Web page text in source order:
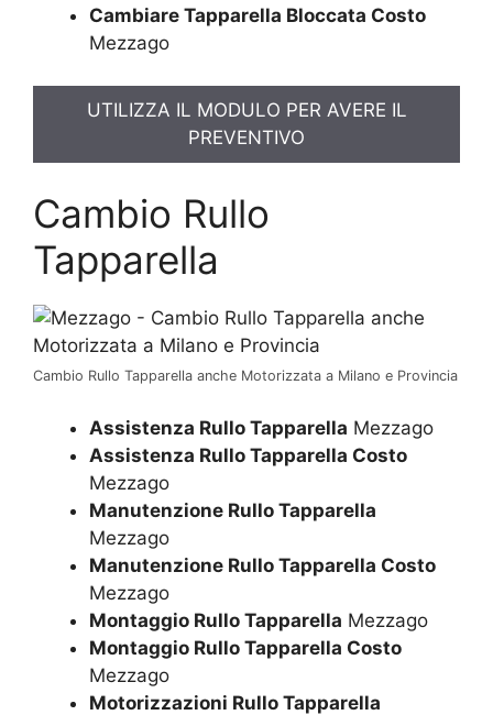
Cambiare Tapparella Bloccata Costo
Mezzago
UTILIZZA IL MODULO PER AVERE IL
PREVENTIVO
Cambio Rullo
Tapparella
Cambio Rullo Tapparella anche Motorizzata a Milano e Provincia
Assistenza Rullo Tapparella Mezzago
Assistenza Rullo Tapparella Costo
Mezzago
Manutenzione Rullo Tapparella
Mezzago
Manutenzione Rullo Tapparella Costo
Mezzago
Montaggio Rullo Tapparella Mezzago
Montaggio Rullo Tapparella Costo
Mezzago
Motorizzazioni Rullo Tapparella